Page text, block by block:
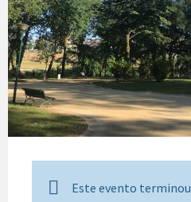
Este evento terminou